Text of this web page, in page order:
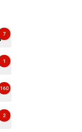
7
1
160
2